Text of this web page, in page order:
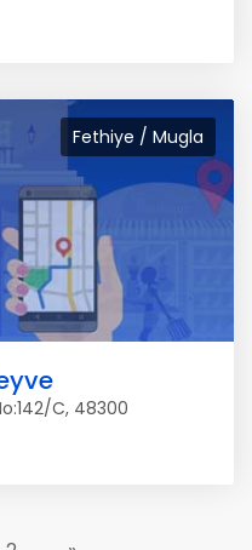
Fethiye / Mugla
C, 48300